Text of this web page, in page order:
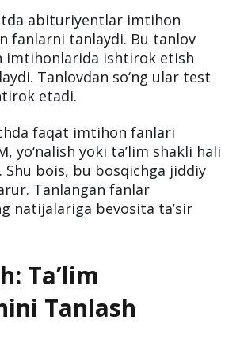
abituriyentlar imtihon
fanlarni tanlaydi. Bu tanlov
imtihonlarida ishtirok etish
Tanlovdan so‘ng ular test
etadi.
faqat imtihon fanlari
yo‘nalish yoki ta’lim shakli hali
Shu bois, bu bosqichga jiddiy
Tanlangan fanlar
natijalariga bevosita ta’sir
Ta’lim
Tanlash